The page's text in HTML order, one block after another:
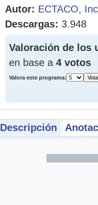
Autor: ECTACO,
Descargas: 3.948
Valoración de los
en base a 4 votos
Valora este programa:
Descripción